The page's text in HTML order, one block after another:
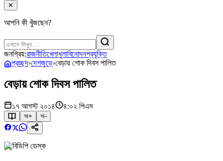
✕
আপনি কী খুঁজছেন?
জনপ্রিয়:রাজনীতিখেলাধুলাবিনোদনপ্রযুক্তি
প্রচ্ছদ›দেশজুড়ে›বেড়ায় শোক দিবস পালিত
বেড়ায় শোক দিবস পালিত
১৭ আগস্ট ২০১৪ ৪:০২ পিএম
অ+ অ-
বিডিপি ডেস্ক